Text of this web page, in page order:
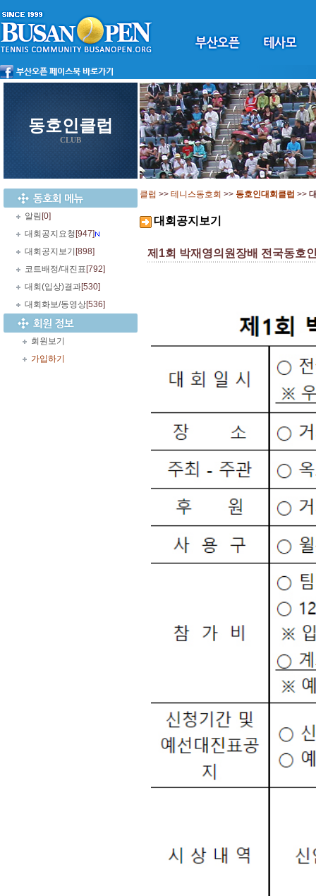
동호인클럽
CLUB
알림 [0]
대회공지요청 [947]
대회공지보기 [898]
코트배정/대진표 [792]
대회(입상)결과[530]
대회화보/동영상[536]
회원보기
가입하기
클럽 >> 테니스동호회 >> 동호인대회클럽 >>
대회공지보기
제1회 박재영의원장배 전국동호